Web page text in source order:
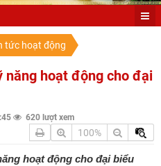
tức hoạt động
năng hoạt động cho đại
620 lượt xem
100%
hoạt động cho đại biểu